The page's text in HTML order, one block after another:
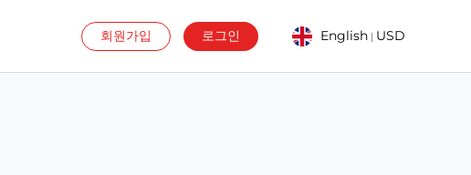
회원가입 로그인 English | USD